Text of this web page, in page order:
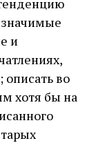
значимые
и
во
хотя бы на